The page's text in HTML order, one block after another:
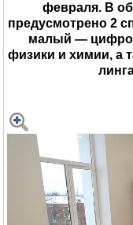
февраля. В
предусмотрено 2
малый —
физики и химии, а